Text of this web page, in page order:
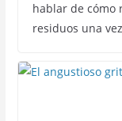
hablar de cómo
residuos una